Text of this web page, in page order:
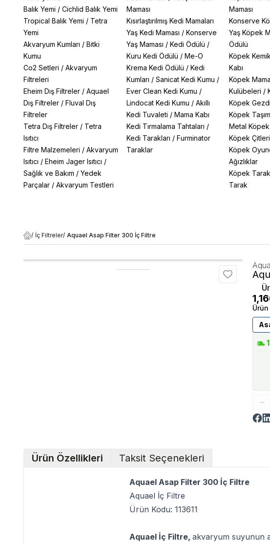
Balık Yemi / Cichlid Balık Yemi
Tropical Balık Yemi / Tetra
Yemi
Akvaryum Kumları / Bitki
Kumu
Co2 Setleri / Akvaryum
Filtreleri
Eheim Dış Filtreler / Aquael
Dış Filtreler / Fluval Dış
Filtreler
Tetra Dış Filtreler / Tetra
Isıtıcı
Filtre Malzemeleri / Akvaryum
Isıtıcı / Eheim Jager Isıtıcı /
Sağlık ve Bakım / Yedek
Parçalar / Akvaryum Testleri
Maması
Kısırlaştırılmış Kedi Mamaları
Yaş Kedi Maması / Konserve
Yaş Maması / Kedi Ödülü /
Kuru Kedi Ödülü / Me-O
Krema Kedi Ödülü / Kedi
Kumları / Sanicat Kedi Kumu /
Ever Clean Kedi Kumu /
Lindocat Kedi Kumu / Akıllı
Kedi Tuvaleti / Mama Kabı
Kedi Tırmalama Tahtaları /
Kedi Tarakları / Furminator
Taraklar
Maması
Konserve
Yaş Köpek
Ödülü
Köpek Kemik
Kabı
Köpek
Kulübeleri /
Köpek
Köpek
Metal
Köpek Çitleri
Köpek
Ağızlıklar
Köpek
Tarak
/ İç Filtreler/ Aquael Asap Filter 300 İç Filtre
1
Ürün Özellikleri Taksit Seçenekleri
Aquael Asap Filter 300 İç Filtre
Aquael İç Filtre
Ürün Kodu: 113611
Aquael İç Filtre, akvaryum suyunun